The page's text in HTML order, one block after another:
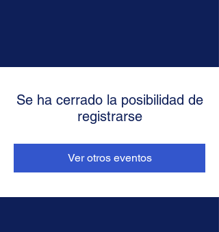
Se ha cerrado la posibilidad de
registrarse
Ver otros eventos